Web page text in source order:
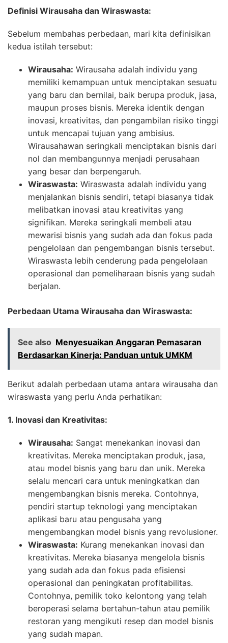
Definisi Wirausaha dan Wiraswasta:
Sebelum membahas perbedaan, mari kita definisikan
kedua istilah tersebut:
Wirausaha: Wirausaha adalah individu yang
memiliki kemampuan untuk menciptakan sesuatu
yang baru dan bernilai, baik berupa produk, jasa,
maupun proses bisnis. Mereka identik dengan
inovasi, kreativitas, dan pengambilan risiko tinggi
untuk mencapai tujuan yang ambisius.
Wirausahawan seringkali menciptakan bisnis dari
nol dan membangunnya menjadi perusahaan
yang besar dan berpengaruh.
Wiraswasta: Wiraswasta adalah individu yang
menjalankan bisnis sendiri, tetapi biasanya tidak
melibatkan inovasi atau kreativitas yang
signifikan. Mereka seringkali membeli atau
mewarisi bisnis yang sudah ada dan fokus pada
pengelolaan dan pengembangan bisnis tersebut.
Wiraswasta lebih cenderung pada pengelolaan
operasional dan pemeliharaan bisnis yang sudah
berjalan.
Perbedaan Utama Wirausaha dan Wiraswasta:
See also Menyesuaikan Anggaran Pemasaran
Berdasarkan Kinerja: Panduan untuk UMKM
Berikut adalah perbedaan utama antara wirausaha dan
wiraswasta yang perlu Anda perhatikan:
1. Inovasi dan Kreativitas:
Wirausaha: Sangat menekankan inovasi dan
kreativitas. Mereka menciptakan produk, jasa,
atau model bisnis yang baru dan unik. Mereka
selalu mencari cara untuk meningkatkan dan
mengembangkan bisnis mereka. Contohnya,
pendiri startup teknologi yang menciptakan
aplikasi baru atau pengusaha yang
mengembangkan model bisnis yang revolusioner.
Wiraswasta: Kurang menekankan inovasi dan
kreativitas. Mereka biasanya mengelola bisnis
yang sudah ada dan fokus pada efisiensi
operasional dan peningkatan profitabilitas.
Contohnya, pemilik toko kelontong yang telah
beroperasi selama bertahun-tahun atau pemilik
restoran yang mengikuti resep dan model bisnis
yang sudah mapan.